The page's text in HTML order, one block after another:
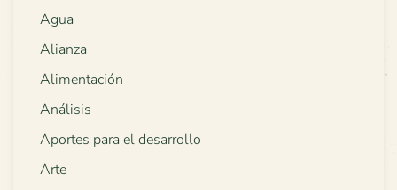
Agua
Alianza
Alimentación
Análisis
Aportes para el desarrollo
Arte